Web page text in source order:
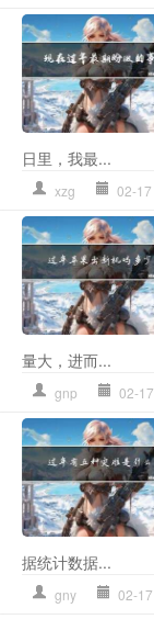
日里，我最...
xzg 02-17
量大，进而...
gnp 02-17
据统计数据...
gny 02-17